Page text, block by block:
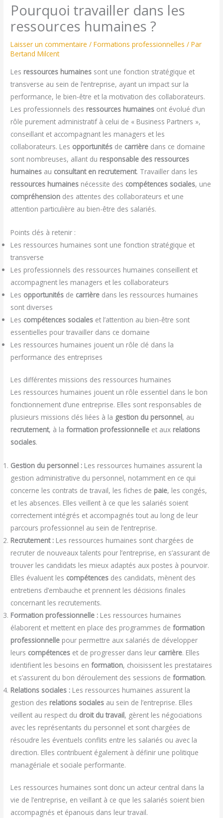
Pourquoi travailler dans les
ressources humaines ?
Laisser un commentaire /Formations professionnelles / Par
Bertand Milcent
Les ressources humaines sont une fonction stratégique et
transverse au sein de l’entreprise, ayant un impact sur la
performance, le bien-être et la motivation des collaborateurs.
Les professionnels des ressources humaines ont évolué d’un
rôle purement administratif à celui de « Business Partners »,
conseillant et accompagnant les managers et les
collaborateurs. Les opportunités de carrière dans ce domaine
sont nombreuses, allant du responsable des ressources
humaines au consultant en recrutement. Travailler dans les
ressources humaines nécessite des compétences sociales, une
compréhension des attentes des collaborateurs et une
attention particulière au bien-être des salariés.
Points clés à retenir :
Les ressources humaines sont une fonction stratégique et
transverse
Les professionnels des ressources humaines conseillent et
accompagnent les managers et les collaborateurs
Les opportunités de carrière dans les ressources humaines
sont diverses
Les compétences sociales et l’attention au bien-être sont
essentielles pour travailler dans ce domaine
Les ressources humaines jouent un rôle clé dans la
performance des entreprises
Les différentes missions des ressources humaines
Les ressources humaines jouent un rôle essentiel dans le bon
fonctionnement d’une entreprise. Elles sont responsables de
plusieurs missions clés liées à la gestion du personnel, au
recrutement, à laformation professionnelle et aux relations
sociales.
Gestion du personnel : Les ressources humaines assurent la
gestion administrative du personnel, notamment en ce qui
concerne les contrats de travail, les fiches de paie, les congés,
et les absences. Elles veillent à ce que les salariés soient
correctement intégrés et accompagnés tout au long de leur
parcours professionnel au sein de l’entreprise.
Recrutement : Les ressources humaines sont chargées de
recruter de nouveaux talents pour l’entreprise, en s’assurant de
trouver les candidats les mieux adaptés aux postes à pourvoir.
Elles évaluent les compétences des candidats, mènent des
entretiens d’embauche et prennent les décisions finales
concernant les recrutements.
Formation professionnelle : Les ressources humaines
élaborent et mettent en place des programmes deformation
professionnelle pour permettre aux salariés de développer
leurs compétences et de progresser dans leur carrière. Elles
identifient les besoins enformation, choisissent les prestataires
et s’assurent du bon déroulement des sessions deformation.
Relations sociales : Les ressources humaines assurent la
gestion des relations sociales au sein de l’entreprise. Elles
veillent au respect du droit du travail, gèrent les négociations
avec les représentants du personnel et sont chargées de
résoudre les éventuels conflits entre les salariés ou avec la
direction. Elles contribuent également à définir une politique
managériale et sociale performante.
Les ressources humaines sont donc un acteur central dans la
vie de l’entreprise, en veillant à ce que les salariés soient bien
accompagnés et épanouis dans leur travail.